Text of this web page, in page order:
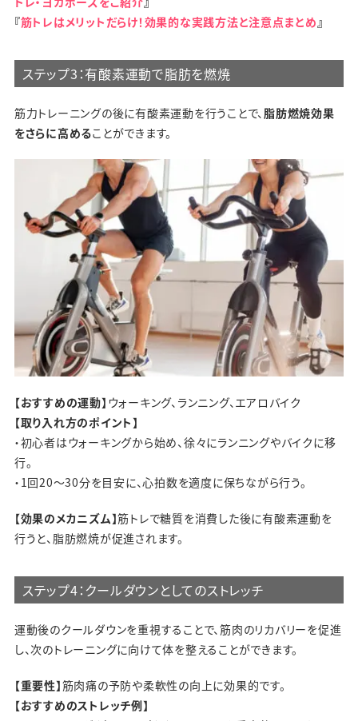
『筋トレはメリットだらけ！効果的な実践方法と注意点まとめ 』
ステップ3：有酸素運動で脂肪を燃焼
筋力トレーニングの後に有酸素運動を行うことで、 脂肪燃焼効果
をさらに高めることができます。
【おすすめの運動】 ウォーキング、ランニング、エアロバイク
【取り入れ方のポイント】
・初心者はウォーキングから始め、徐々にランニングやバイクに移
行。
・1回20～30分を目安に、心拍数を適度に保ちながら行う。
【効果のメカニズム】筋トレで糖質を消費した後に有酸素運動を
行うと、脂肪燃焼が促進されます。
ステップ4：クールダウンとしてのストレッチ
運動後のクールダウンを重視することで、筋肉のリカバリーを促進
し、次のトレーニングに向けて体を整えることができます。
【重要性】筋肉痛の予防や柔軟性の向上に効果的です。
【おすすめのストレッチ例】